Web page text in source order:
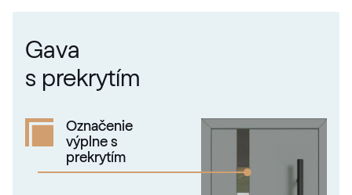
Gava
s prekrytím
Označenie
výplne s
prekrytím